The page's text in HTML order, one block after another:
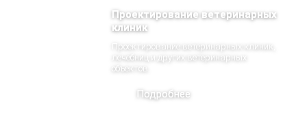
Проектирование ветеринарных
клиник
Проектирование ветеринарных клиник,
лечебниц и других ветеринарных
объектов.
Подробнее